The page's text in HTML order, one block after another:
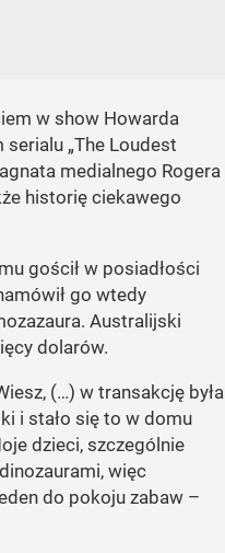
w show Howarda
„The Loudest
medialnego Rogera
historię ciekawego
gościł w posiadłości
go wtedy
Australijski
dolarów.
(…) w transakcję była
i stało się to w domu
dzieci, szczególnie
więc
do pokoju zabaw –